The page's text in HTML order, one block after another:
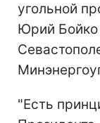
угольной
Юрий Бойко
"Есть